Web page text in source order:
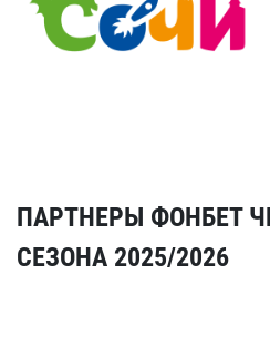
ПАРТНЕРЫ ФОНБЕТ
СЕЗОНА 2025/2026